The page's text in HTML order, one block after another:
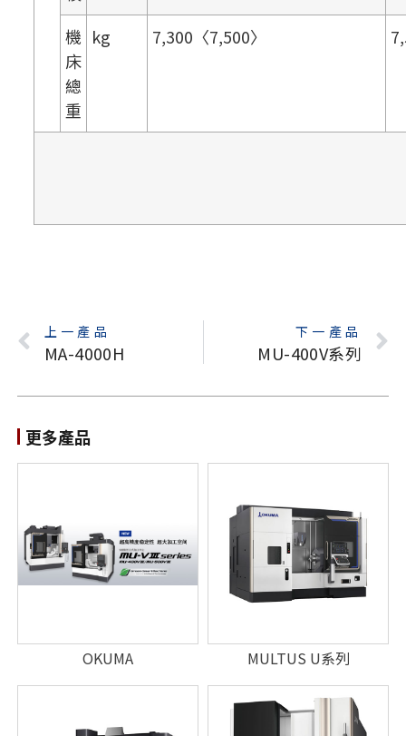
機
床
總
重
kg 7,300〈7,500〉
上一產品
MA-4000H
下一產品
MU-400V系列
更多產品
OKUMA MULTUS U系列